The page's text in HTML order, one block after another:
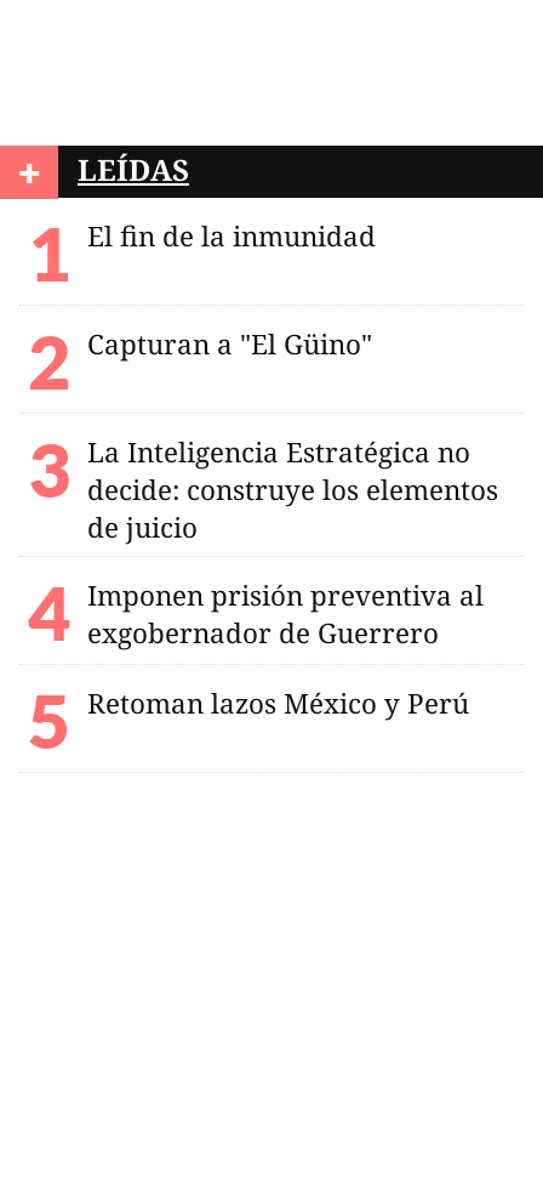
+ LEÍDAS
El fin de la inmunidad
Capturan a "El Güino"
La Inteligencia Estratégica no
decide: construye los elementos
de juicio
Imponen prisión preventiva al
exgobernador de Guerrero
Retoman lazos México y Perú